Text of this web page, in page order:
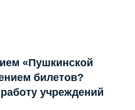
«Пушкинской
билетов?
учреждений